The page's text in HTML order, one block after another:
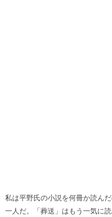
私は平野氏の小説を何冊か読ん
一人だ。「葬送」はもう一気に